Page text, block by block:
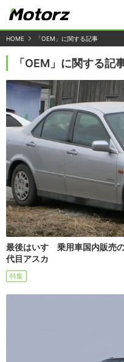
HOME 「OEM」に関する記事
「OEM」に関する記
最後はいすゞ乗用車国内販売
代目アスカ
特集